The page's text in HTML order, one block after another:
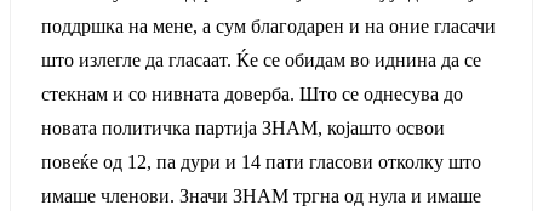
поддршка на мене, а сум благодарен и на оние гласачи
што излегле да гласаат. Ќе се обидам во иднина да се
стекнам и со нивната доверба. Што се однесува до
новата политичка партија ЗНАМ, којашто освои
повеќе од 12, па дури и 14 пати гласови отколку што
имаше членови. Значи ЗНАМ тргна од нула и имаше